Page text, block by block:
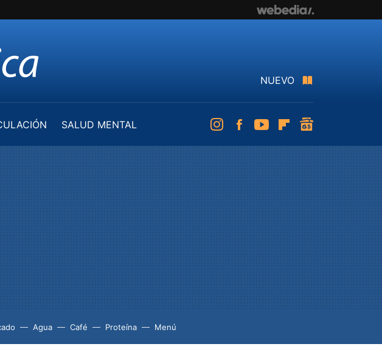
NUEVO
SALUD MENTAL
InstagramFacebookYoutubeFlipboard
Agua Café Proteína Menú